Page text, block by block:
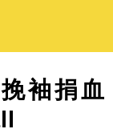
袖捐血